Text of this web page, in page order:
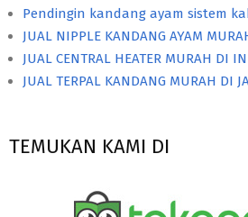
Pendingin kandang ayam sistem
JUAL NIPPLE KANDANG AYAM
JUAL CENTRAL HEATER MURAH DI
JUAL TERPAL KANDANG MURAH DI
TEMUKAN KAMI DI